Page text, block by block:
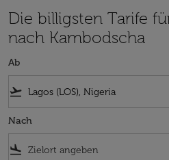
Die billigsten Tarife
nach Kambodscha
Ab
flight_takeoff
Nach
flight_land